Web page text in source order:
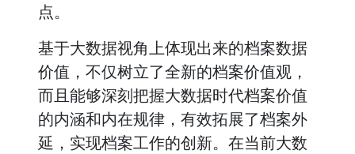
点。
基于大数据视角上体现出来的档案数据
价值，不仅树立了全新的档案价值观，
而且能够深刻把握大数据时代档案价值
的内涵和内在规律，有效拓展了档案外
延，实现档案工作的创新。在当前大数